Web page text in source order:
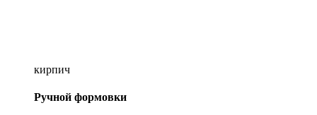
кирпич
Ручной формовки